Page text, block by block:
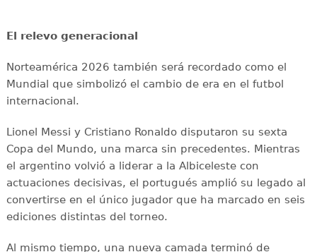
El relevo generacional
Norteamérica 2026 también será recordado como el
Mundial que simbolizó el cambio de era en el futbol
internacional.
Lionel Messi y Cristiano Ronaldo disputaron su sexta
Copa del Mundo, una marca sin precedentes. Mientras
el argentino volvió a liderar a la Albiceleste con
actuaciones decisivas, el portugués amplió su legado al
convertirse en el único jugador que ha marcado en seis
ediciones distintas del torneo.
Al mismo tiempo, una nueva camada terminó de